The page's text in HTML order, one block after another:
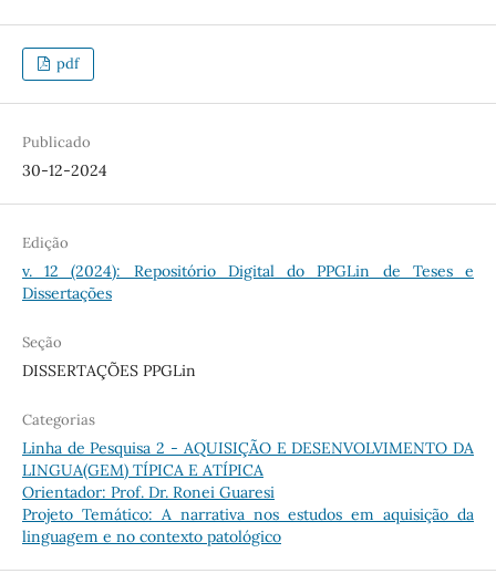
pdf
Publicado
30-12-2024
Edição
v. 12 (2024): Repositório Digital do PPGLin de Teses e
Dissertações
Seção
DISSERTAÇÕES PPGLin
Categorias
Linha de Pesquisa 2 - AQUISIÇÃO E DESENVOLVIMENTO DA
LINGUA(GEM) TÍPICA E ATÍPICA
Orientador: Prof. Dr. Ronei Guaresi
Projeto Temático: A narrativa nos estudos em aquisição da
linguagem e no contexto patológico